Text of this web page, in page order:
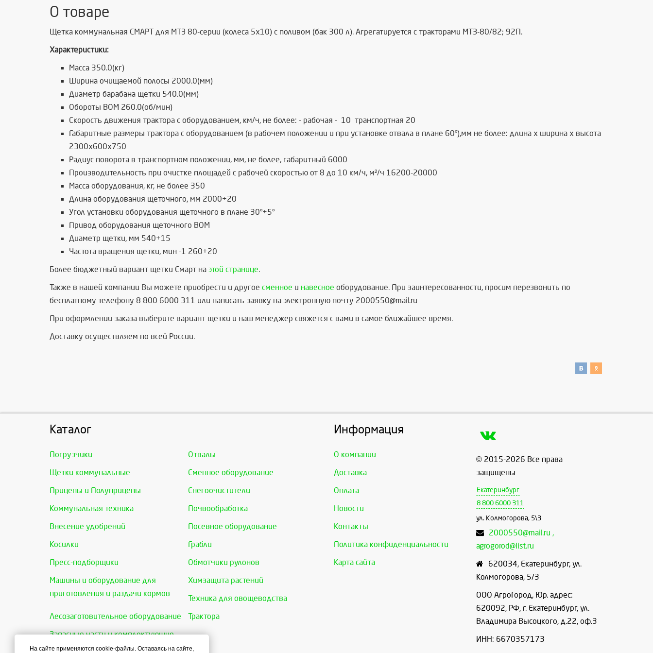
О товаре
Щетка коммунальная СМАРТ для МТЗ 80-серии (колеса 5х10) с поливом (бак 300 л). Агрегатируется с тракторами МТЗ-80/82; 92П.
Характеристики:
Масса 350.0(кг)
Ширина очищаемой полосы 2000.0(мм)
Диаметр барабана щетки 540.0(мм)
Обороты ВОМ 260.0(об/мин)
Скорость движения трактора с оборудованием, км/ч, не более: - рабочая - 10 транспортная 20
Габаритные размеры трактора с оборудованием (в рабочем положении и при установке отвала в плане 60°),мм не более: длина х ширина х высота
2300х600х750
Радиус поворота в транспортном положении, мм, не более, габаритный 6000
Производительность при очистке площадей с рабочей скоростью от 8 до 10 км/ч, м²/ч 16200-20000
Масса оборудования, кг, не более 350
Длина оборудования щеточного, мм 2000+20
Угол установки оборудования щеточного в плане 30°+5°
Привод оборудования щеточного ВОМ
Диаметр щетки, мм 540+15
Частота вращения щетки, мин -1 260+20
Более бюджетный вариант щетки Смарт на этой странице.
Также в нашей компании Вы можете приобрести и другое сменное и навесное оборудование. При заинтересованности, просим перезвонить по
бесплатному телефону 8 800 6000 311 или написать заявку на электронную почту 2000550@mail.ru
При оформлении заказа выберите вариант щетки и наш менеджер свяжется с вами в самое ближайшее время.
Доставку осуществляем по всей России.
Каталог
Погрузчики Отвалы
Щетки коммунальные Сменное оборудование
Прицепы и Полуприцепы Снегоочистители
Коммунальная техника Почвообработка
Внесение удобрений Посевное оборудование
Косилки Грабли
Пресс-подборщики Обмотчики рулонов
Машины и оборудование для
приготовления и раздачи кормов
Химзащита растений
Техника для овощеводства
Лесозаготовительное оборудование Трактора
Запасные части и комплектующие
Информация
О компании
Доставка
Оплата
Новости
Контакты
Политика конфиденциальности
Карта сайта
© 2015-2026 Все права
защищены
Екатеринбург
8 800 6000 311
ул. Колмогорова, 5\3
2000550@mail.ru ,
agrogorod@list.ru
620034, Екатеринбург, ул.
Колмогорова, 5/3
ООО АгроГород, Юр. адрес:
620092, РФ, г. Екатеринбург, ул.
Владимира Высоцкого, д.22, оф.3
ИНН: 6670357173
На сайте применяются cookie-файлы. Оставаясь на сайте,